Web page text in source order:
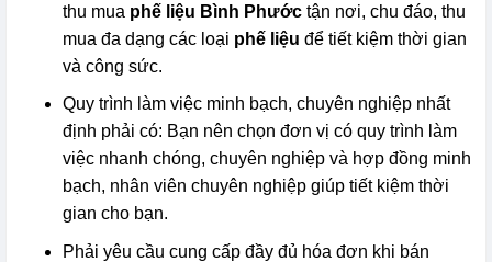
thu mua phế liệu Bình Phướctận nơi, chu đáo, thu
mua đa dạng các loại phế liệu để tiết kiệm thời gian
và công sức.
Quy trình làm việc minh bạch, chuyên nghiệp nhất
định phải có: Bạn nên chọn đơn vị có quy trình làm
việc nhanh chóng, chuyên nghiệp và hợp đồng minh
bạch, nhân viên chuyên nghiệp giúp tiết kiệm thời
gian cho bạn.
Phải yêu cầu cung cấp đầy đủ hóa đơn khi bán